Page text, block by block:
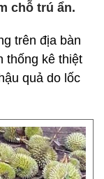
chỗ trú ẩn.
trên địa bàn
thống kê thiệt
quả do lốc